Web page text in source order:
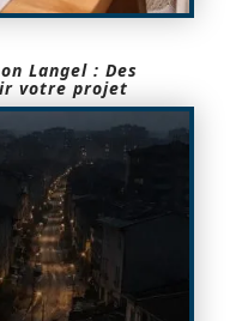
Langel : Des
votre projet